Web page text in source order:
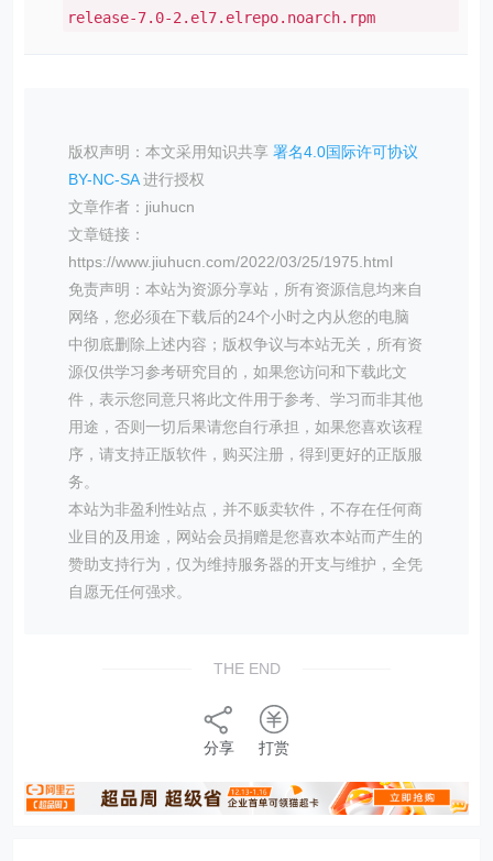
release-7.0-2.el7.elrepo.noarch.rpm
版权声明：本文采用知识共享署名4.0国际许可协议
BY-NC-SA进行授权
文章作者：jiuhucn
文章链接：
https://www.jiuhucn.com/2022/03/25/1975.html
免责声明：本站为资源分享站，所有资源信息均来自
网络，您必须在下载后的24个小时之内从您的电脑
中彻底删除上述内容；版权争议与本站无关，所有资
源仅供学习参考研究目的，如果您访问和下载此文
件，表示您同意只将此文件用于参考、学习而非其他
用途，否则一切后果请您自行承担，如果您喜欢该程
序，请支持正版软件，购买注册，得到更好的正版服
务。
本站为非盈利性站点，并不贩卖软件，不存在任何商
业目的及用途，网站会员捐赠是您喜欢本站而产生的
赞助支持行为，仅为维持服务器的开支与维护，全凭
自愿无任何强求。
THE END
分享 打赏